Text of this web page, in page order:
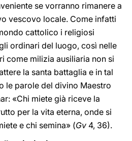
se vorranno rimanere a
vescovo locale. Come infatti
cattolico i religiosi
ordinari del luogo, così nelle
come milizia ausiliaria non si
la santa battaglia e in tal
le parole del divino Maestro
«Chi miete già riceve la
per la vita eterna, onde si
e chi semina» (Gv 4, 36).